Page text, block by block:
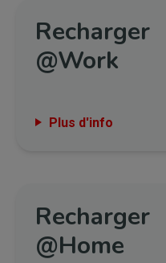
Recharger
@Work
Plus d'info
Recharger
@Home